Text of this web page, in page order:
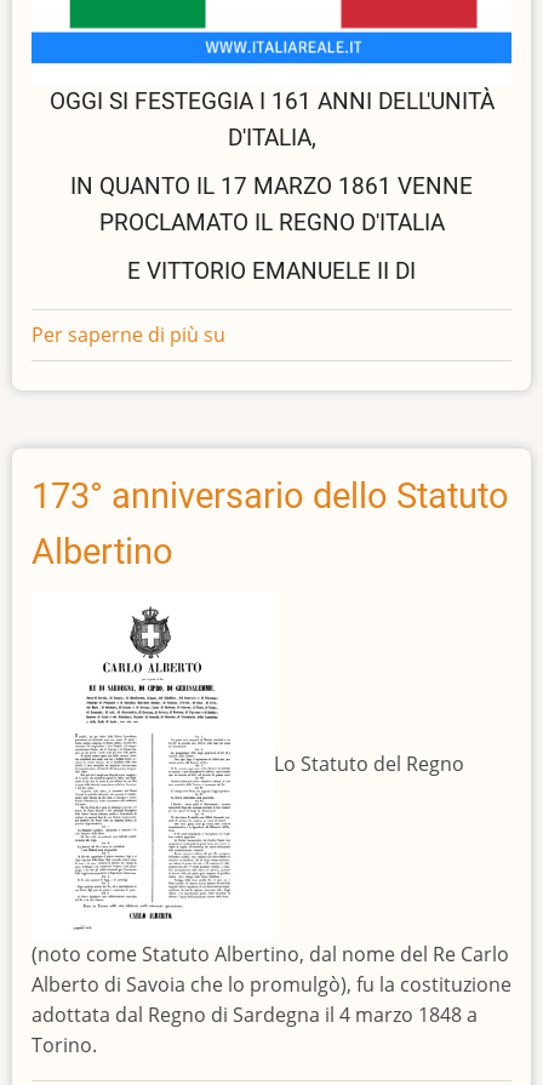
OGGI SI FESTEGGIA I 161 ANNI DELL'UNITÀ
D'ITALIA,
IN QUANTO IL 17 MARZO 1861 VENNE
PROCLAMATO IL REGNO D'ITALIA
E VITTORIO EMANUELE II DI
Per saperne di più su
anniversario
della
del
Regno
d'Italia
173° anniversario dello Statuto
Albertino
Lo Statuto del Regno
(noto come Statuto Albertino, dal nome del Re Carlo
Alberto di Savoia che lo promulgò), fu la costituzione
adottata dal Regno di Sardegna il 4 marzo 1848 a
Torino.